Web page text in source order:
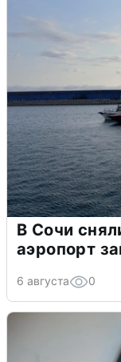
В Сочи
аэропорт
6 августа 0